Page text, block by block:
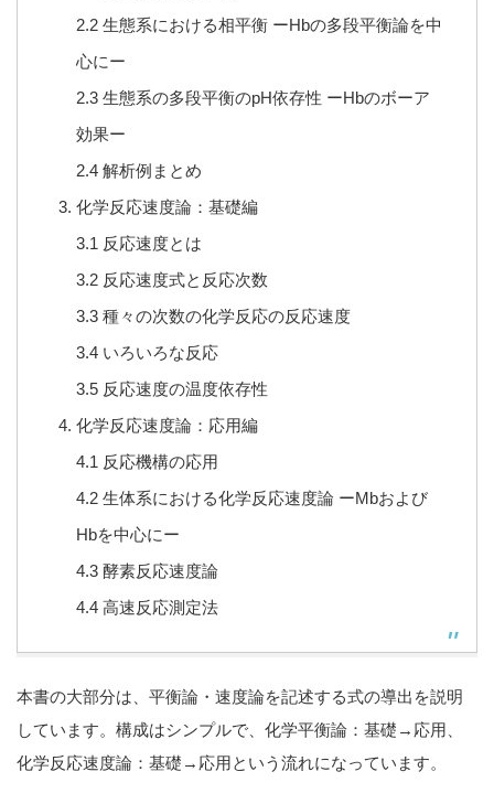
2.2 生態系における相平衡 ーHbの多段平衡論を中
心にー
2.3 生態系の多段平衡のpH依存性 ーHbのボーア
効果ー
2.4 解析例まとめ
化学反応速度論：基礎編
3.1 反応速度とは
3.2 反応速度式と反応次数
3.3 種々の次数の化学反応の反応速度
3.4 いろいろな反応
3.5 反応速度の温度依存性
化学反応速度論：応用編
4.1 反応機構の応用
4.2 生体系における化学反応速度論 ーMbおよび
Hbを中心にー
4.3 酵素反応速度論
4.4 高速反応測定法
本書の大部分は、平衡論・速度論を記述する式の導出を説明
しています。構成はシンプルで、化学平衡論：基礎→応用、
化学反応速度論：基礎→応用という流れになっています。